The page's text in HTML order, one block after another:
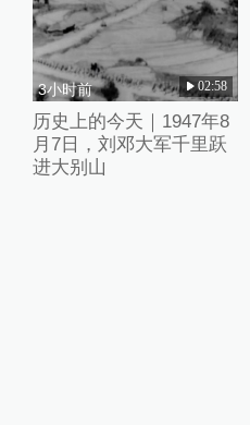
3小时前 02:58
历史上的今天｜1947年8
月7日，刘邓大军千里跃
进大别山